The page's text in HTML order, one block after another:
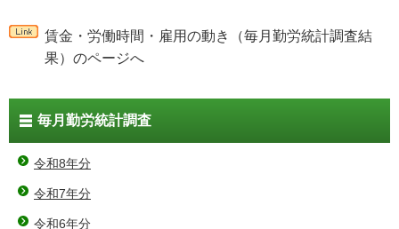
賃金・労働時間・雇用の動き（毎月勤労統計調査結
果）のページへ
毎月勤労統計調査
令和8年分
令和7年分
令和6年分